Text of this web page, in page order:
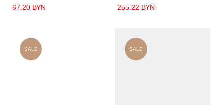
67.20 BYN
255.22 BYN
SALE SALE